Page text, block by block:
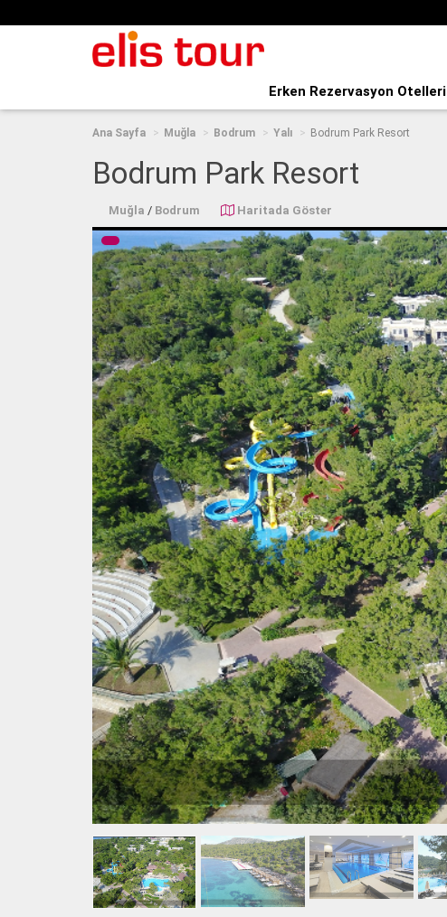
Erken Rezervasyon Otelleri
Ana Sayfa Muğla Bodrum Yalı Bodrum Park Resort
Bodrum Park Resort
Muğla / Bodrum Haritada Göster